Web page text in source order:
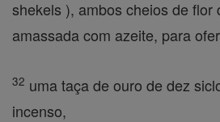
shekels ), ambos cheios de flor
amassada com azeite, para
32 uma taça de ouro de dez
incenso,